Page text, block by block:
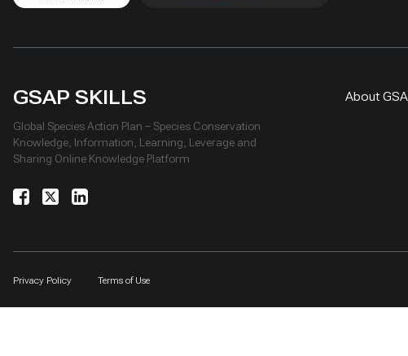
GSAP SKILLS
Global Species Action Plan – Species Conservation
Knowledge, Information, Learning, Leverage and
Sharing Online Knowledge Platform
About
Privacy Policy Terms of Use